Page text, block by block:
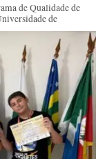
de Qualidade de
de